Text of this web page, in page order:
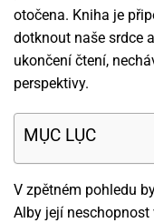
otočena. Kniha je
dotknout naše srdce
ukončení čtení,
perspektivy.
MỤC LỤC
V zpětném pohledu
Alby její